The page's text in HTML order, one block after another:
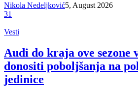
Nikola Nedeljković5, August 2026
31
Vesti
Audi do kraja ove sezone
donositi poboljšanja na
jedinice